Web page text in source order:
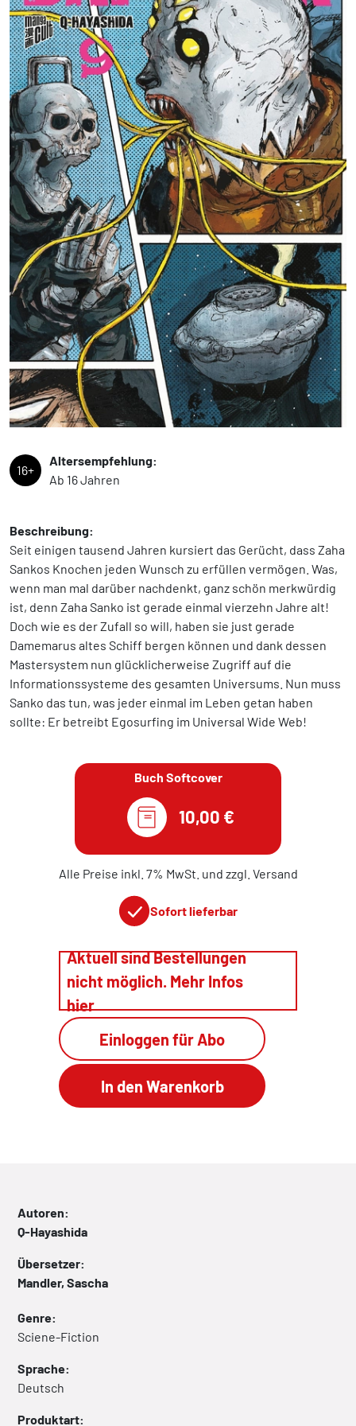
16+
Altersempfehlung:
Ab 16 Jahren
Beschreibung:
Seit einigen tausend Jahren kursiert das Gerücht, dass Zaha
Sankos Knochen jeden Wunsch zu erfüllen vermögen. Was,
wenn man mal darüber nachdenkt, ganz schön merkwürdig
ist, denn Zaha Sanko ist gerade einmal vierzehn Jahre alt!
Doch wie es der Zufall so will, haben sie just gerade
Damemarus altes Schiff bergen können und dank dessen
Mastersystem nun glücklicherweise Zugriff auf die
Informationssysteme des gesamten Universums. Nun muss
Sanko das tun, was jeder einmal im Leben getan haben
sollte: Er betreibt Egosurfing im Universal Wide Web!
Buch Softcover
10,00 €
Alle Preise inkl. 7% MwSt. und zzgl. Versand
Sofort lieferbar
Aktuell sind Bestellungen
nicht möglich. Mehr Infos
hier
Einloggen für Abo
Autoren:
Q-Hayashida
Übersetzer:
Mandler, Sascha
Genre:
Sciene-Fiction
Sprache:
Deutsch
Produktart: